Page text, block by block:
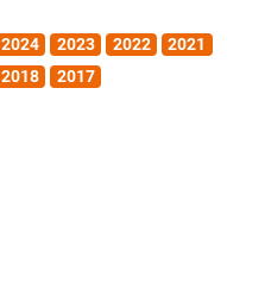
2024 2023 2022
2021
2018 2017